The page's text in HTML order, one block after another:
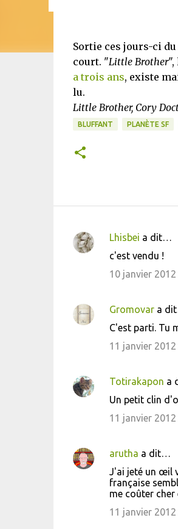
Sortie ces jours-ci
court. "Little Brother",
a trois ans, existe
lu.
Little Brother, Cory
BLUFFANT PLANÈTE SF
C
e
i
Lhisbei a dit…
c'est vendu !
10 janvier 2012
Gromovara
C'est parti. Tu
11 janvier 2012
Totirakapon a
Un petit clin
11 janvier 2012
arutha a dit…
J'ai jeté un œil
française
me coûter
11 janvier 2012